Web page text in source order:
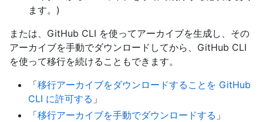
ます。)
または、GitHub CLI を使ってアーカイブを生成し、その
アーカイブを手動でダウンロードしてから、GitHub CLI
を使って移行を続けることもできます。
「移行アーカイブをダウンロードすることを GitHub
CLI に許可する 」
「移行アーカイブを手動でダウンロードする 」